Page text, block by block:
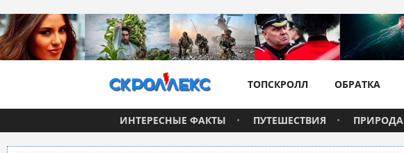
ТОПСКРОЛЛ ОБРАТКА
ИНТЕРЕСНЫЕ ФАКТЫ ПУТЕШЕСТВИЯ ПРИРОДА